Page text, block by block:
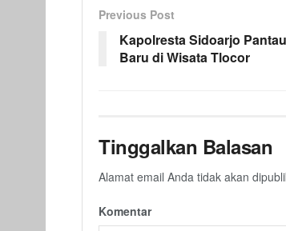
Previous Post
Kapolresta Sidoarjo
Baru di Wisata Tlocor
Tinggalkan Balasan
Alamat email Anda tidak akan
Komentar